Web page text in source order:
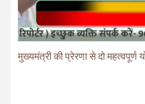
मुख्यमंत्री की प्रेरणा से दो